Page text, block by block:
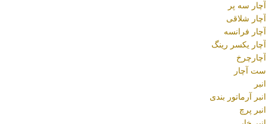
آچار سه پر
آچار شلاقی
آچار فرانسه
آچار یکسر رینگ
آچارچرخ
ست آچار
انبر
انبر آرماتور بندی
انبر پرچ